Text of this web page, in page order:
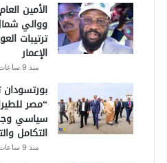
الأمين
ووالي
ترتيبات
الإعمار
منذ 9 ساعات
“مصر
سياسي
التكامل
منذ 9 ساعات